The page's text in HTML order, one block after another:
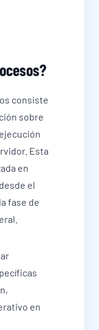
consiste
sobre
Esta
en
el
fase de
en